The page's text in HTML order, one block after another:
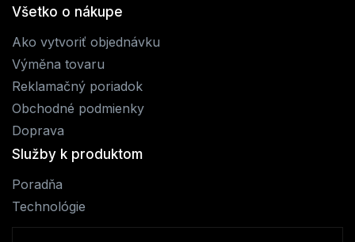
Všetko o nákupe
Ako vytvoriť objednávku
Výměna tovaru
Reklamačný poriadok
Obchodné podmienky
Doprava
Služby k produktom
Poradňa
Technológie